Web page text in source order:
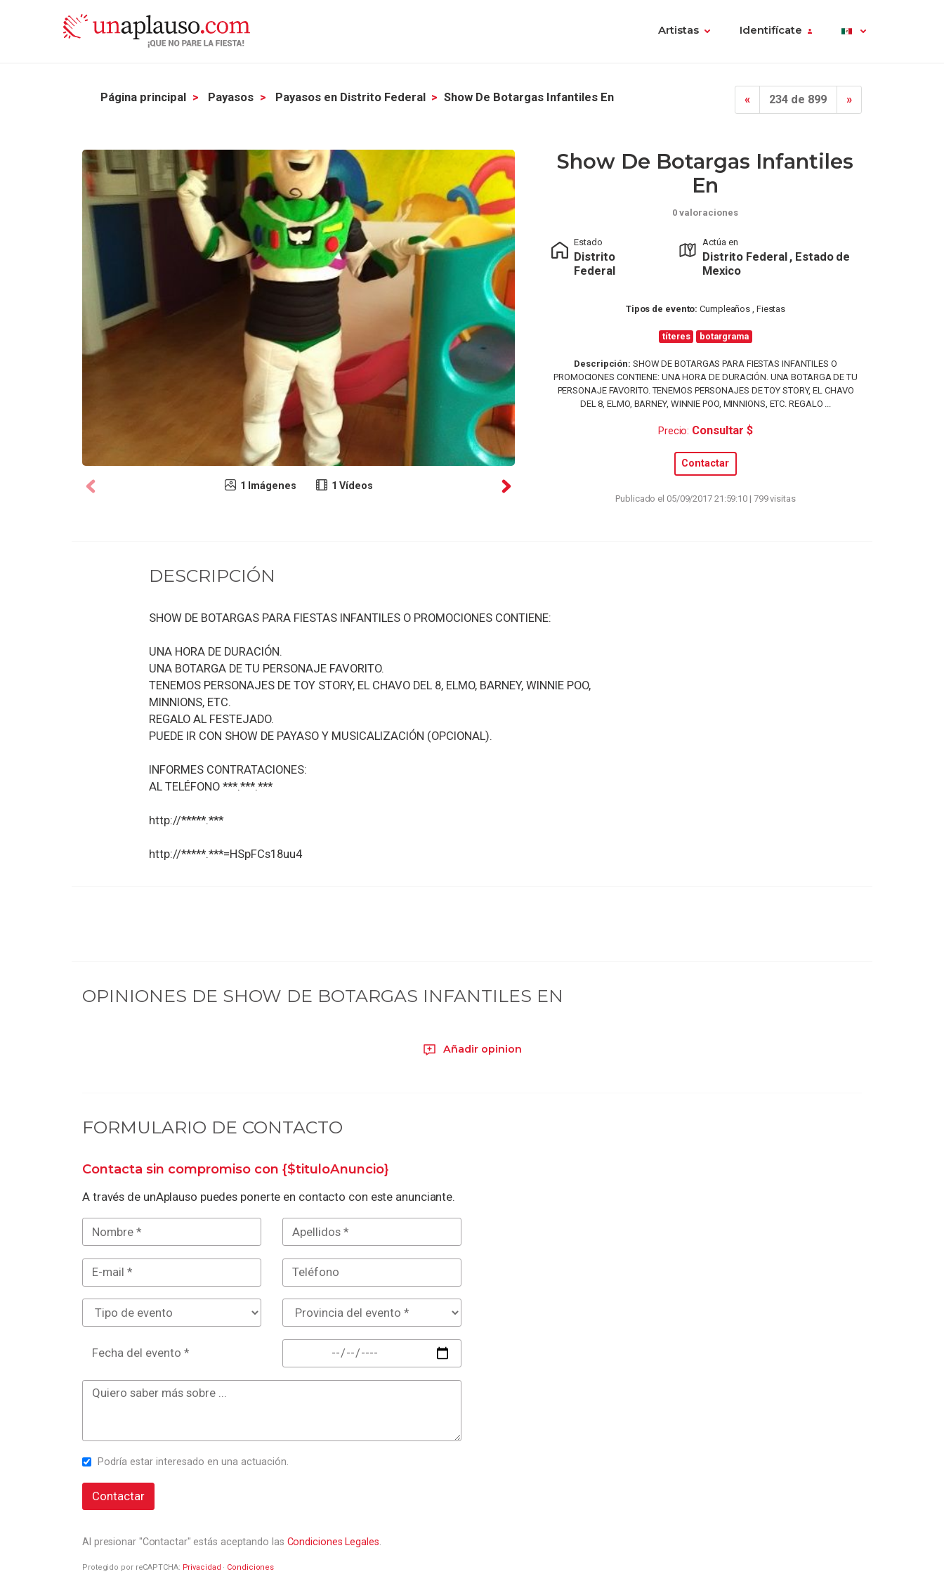
Artistas Identifícate
Página principal Payasos Payasos en Distrito Federal Show De Botargas Infantiles En « 234 de 899 »
1 Imágenes 1 Vídeos
Show De Botargas Infantiles
En
0 valoraciones
Estado
Distrito
Federal
Actúa en
Distrito Federal , Estado de
Mexico
Tipos de evento: Cumpleaños , Fiestas
títeres botargrama
Descripción: SHOW DE BOTARGAS PARA FIESTAS INFANTILES O
PROMOCIONES CONTIENE: UNA HORA DE DURACIÓN. UNA BOTARGA DE TU
PERSONAJE FAVORITO. TENEMOS PERSONAJES DE TOY STORY, EL CHAVO
DEL 8, ELMO, BARNEY, WINNIE POO, MINNIONS, ETC. REGALO ...
Precio: Consultar $
Contactar
Publicado el 05/09/2017 21:59:10 | 799 visitas
DESCRIPCIÓN
SHOW DE BOTARGAS PARA FIESTAS INFANTILES O PROMOCIONES CONTIENE:
UNA HORA DE DURACIÓN.
UNA BOTARGA DE TU PERSONAJE FAVORITO.
TENEMOS PERSONAJES DE TOY STORY, EL CHAVO DEL 8, ELMO, BARNEY, WINNIE POO,
MINNIONS, ETC.
REGALO AL FESTEJADO.
PUEDE IR CON SHOW DE PAYASO Y MUSICALIZACIÓN (OPCIONAL).
INFORMES CONTRATACIONES:
AL TELÉFONO ***.***.***
http://*****.***
http://*****.***=HSpFCs18uu4
OPINIONES DE SHOW DE BOTARGAS INFANTILES EN
Añadir opinion
FORMULARIO DE CONTACTO
Contacta sin compromiso con {$tituloAnuncio}
A través de unAplauso puedes ponerte en contacto con este anunciante.
Fecha del evento *
Podría estar interesado en una actuación.
Contactar
Al presionar "Contactar" estás aceptando las Condiciones Legales.
Protegido por reCAPTCHA: Privacidad · Condiciones